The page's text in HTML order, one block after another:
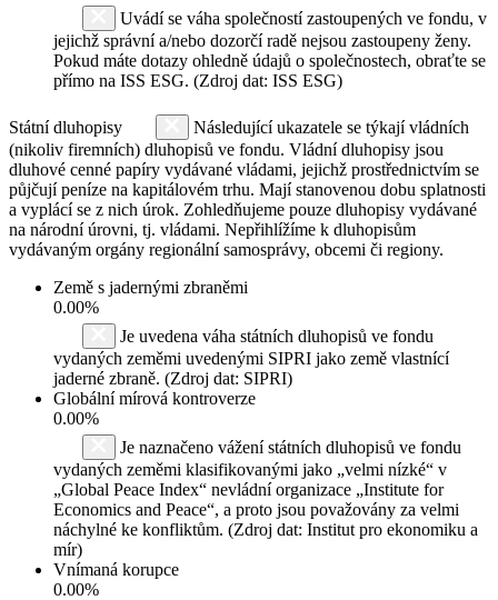
Uvádí se váha společností zastoupených ve fondu, v
jejichž správní a/nebo dozorčí radě nejsou zastoupeny ženy.
Pokud máte dotazy ohledně údajů o společnostech, obraťte se
přímo na ISS ESG. (Zdroj dat: ISS ESG)
Státní dluhopisy
Následující ukazatele se týkají vládních
(nikoliv firemních) dluhopisů ve fondu. Vládní dluhopisy jsou
dluhové cenné papíry vydávané vládami, jejichž prostřednictvím se
půjčují peníze na kapitálovém trhu. Mají stanovenou dobu splatnosti
a vyplácí se z nich úrok. Zohledňujeme pouze dluhopisy vydávané
na národní úrovni, tj. vládami. Nepřihlížíme k dluhopisům
vydávaným orgány regionální samosprávy, obcemi či regiony.
Země s jadernými zbraněmi
0.00%
Je uvedena váha státních dluhopisů ve fondu
vydaných zeměmi uvedenými SIPRI jako země vlastnící
jaderné zbraně. (Zdroj dat: SIPRI)
Globální mírová kontroverze
0.00%
Je naznačeno vážení státních dluhopisů ve fondu
vydaných zeměmi klasifikovanými jako „velmi nízké“ v
„Global Peace Index“ nevládní organizace „Institute for
Economics and Peace“, a proto jsou považovány za velmi
náchylné ke konfliktům. (Zdroj dat: Institut pro ekonomiku a
mír)
Vnímaná korupce
0.00%